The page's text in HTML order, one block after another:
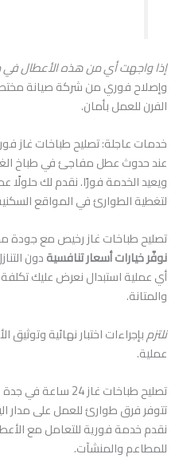
إذا واجهت أي من هذه الأعطال
وإصلاح فوري من شركة صيانة
الفرن للعمل بأمان.
خدمات عاجلة: تصليح طباخات غاز
عند حدوث عطل مفاجئ في طباخ
ويعيد الخدمة فورًا. نقدم لك حلولًا
لتغطية الطوارئ في المواقع
تصليح طباخات غاز رخيص مع جودة
نوفّر خيارات أسعار تنافسيةدون
أي عملية استبدال نعرض عليك
والمتانة.
نلتزمبإجراءات اختبار نهائية
عملية.
تصليح طباخات غاز 24 ساعة في جدة
تتوفر فرق طوارئ للعمل على مدار
نقدم خدمة فورية للتعامل مع
للمطاعم والمنشآت.